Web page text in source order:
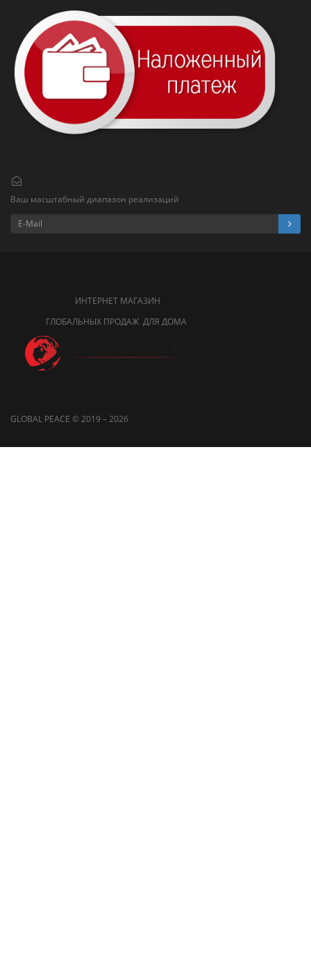
Ваш масштабный диапазон реализаций
ИНТЕРНЕТ МАГАЗИН
ГЛОБАЛЬНЫХ ПРОДАЖ ДЛЯ ДОМА
GLOBAL PEACE © 2019 – 2026